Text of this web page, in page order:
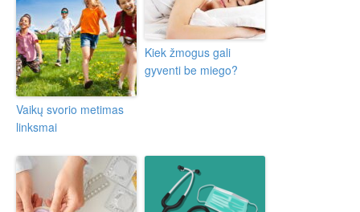
Vaikų svorio metimas
linksmai
Kiek žmogus gali
gyventi be miego?